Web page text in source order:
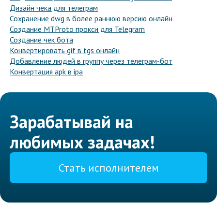
Дизайн чека для телеграм
Сохранение dwg в более раннюю версию онлайн
Создание MTProto прокси для Telegram
Создание чек бота
Конвертировать gif в tgs онлайн
Добавление людей в группу через телеграм-бот
Конвертация apk в ipa
Зарабатывай на
любимых задачах!
Стать исполнителем